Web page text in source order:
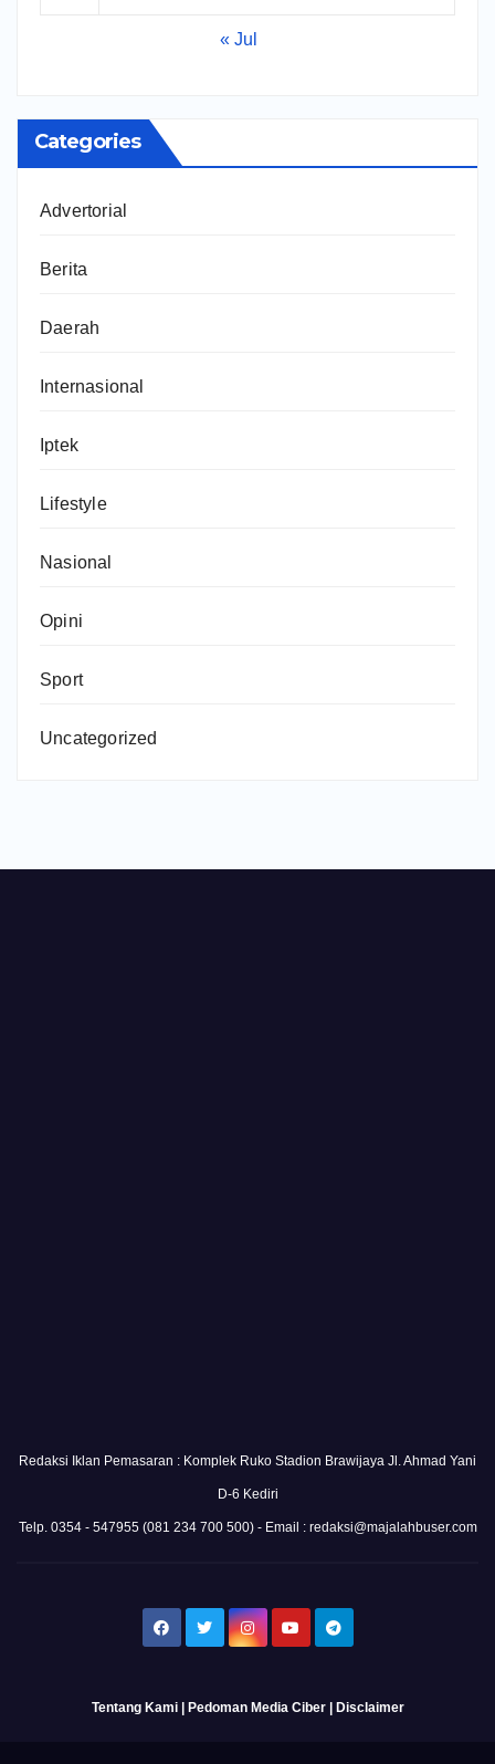
« Jul
Categories
Advertorial
Berita
Daerah
Internasional
Iptek
Lifestyle
Nasional
Opini
Sport
Uncategorized
Redaksi Iklan Pemasaran : Komplek Ruko Stadion Brawijaya Jl. Ahmad Yani
D-6 Kediri
Telp. 0354 - 547955 (081 234 700 500) - Email : redaksi@majalahbuser.com
Tentang Kami| Pedoman Media Ciber| Disclaimer